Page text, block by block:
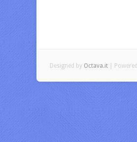
Designed by Octava.it|